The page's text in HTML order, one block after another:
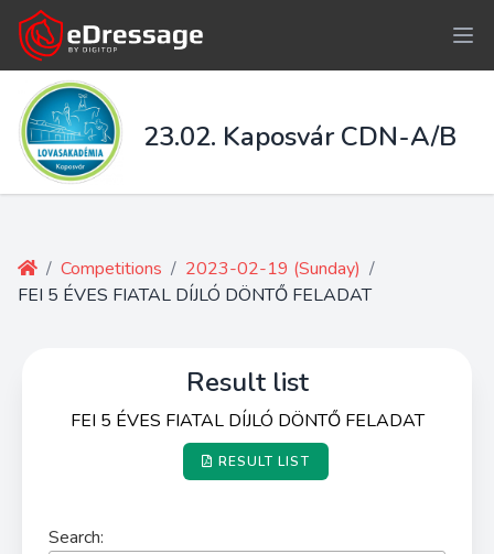
23.02. Kaposvár CDN-A/B
/ Competitions / 2023-02-19 (Sunday) /
FEI 5 ÉVES FIATAL DÍJLÓ DÖNTŐ FELADAT
Result list
FEI 5 ÉVES FIATAL DÍJLÓ DÖNTŐ FELADAT
RESULT LIST
Search: